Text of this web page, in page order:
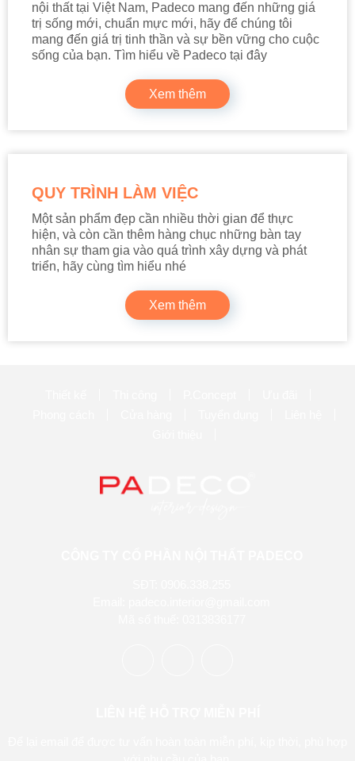
nội thất tại Việt Nam, Padeco mang đến những giá
trị sống mới, chuẩn mực mới, hãy để chúng tôi
mang đến giá trị tinh thần và sự bền vững cho cuộc
sống của bạn. Tìm hiểu về Padeco tại đây
Xem thêm
QUY TRÌNH LÀM VIỆC
Một sản phẩm đẹp cần nhiều thời gian để thực
hiện, và còn cần thêm hàng chục những bàn tay
nhân sự tham gia vào quá trình xây dựng và phát
triển, hãy cùng tìm hiểu nhé
Xem thêm